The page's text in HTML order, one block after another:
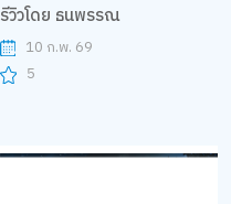
รีวิวโดย ธนพรรณ
10 ก.พ. 69
5